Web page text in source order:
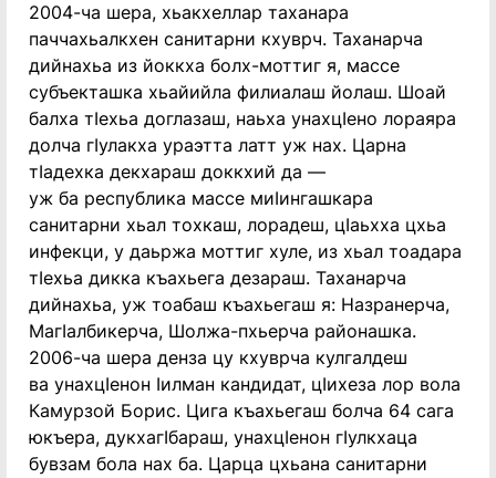
2004-ча шера, хьакхеллар таханара
паччахьалкхен санитарни кхуврч. Таханарча
дийнахьа из йоккха болх-моттиг я, массе
субъекташка хьайийла филиалаш йолаш. Шоай
балха тIехьа доглазаш, наьха унахцIено лораяра
долча гIулакха ураэтта латт уж нах. Царна
тIадехка декхараш доккхий да —
уж ба республика массе миIингашкара
санитарни хьал тохкаш, лорадеш, цIаьхха цхьа
инфекци, у даьржа моттиг хуле, из хьал тоадара
тIехьа дикка къахьега дезараш. Таханарча
дийнахьа, уж тоабаш къахьегаш я: Назранерча,
МагIалбикерча, Шолжа-пхьерча районашка.
2006-ча шера денза цу кхуврча кулгалдеш
ва унахцIенон Iилман кандидат, цIихеза лор вола
Камурзой Борис. Цига къахьегаш болча 64 сага
юкъера, дукхагIбараш, унахцIенон гIулкхаца
бувзам бола нах ба. Царца цхьана санитарни